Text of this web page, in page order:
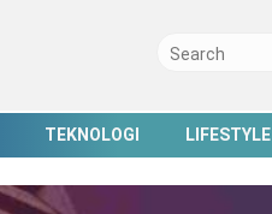
TEKNOLOGI LIFESTYLE